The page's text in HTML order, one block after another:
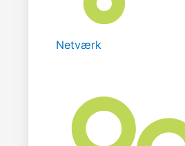
Netværk